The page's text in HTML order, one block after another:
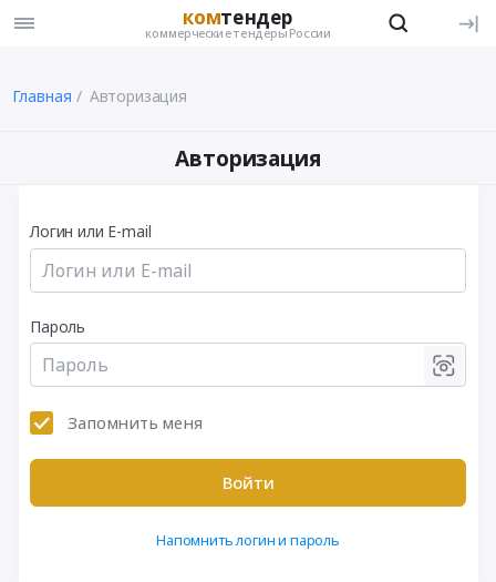
комтендер
коммерческие тендеры России
Главная Авторизация
Авторизация
Логин или E-mail
Пароль
Запомнить меня
Войти
Напомнить логин и пароль